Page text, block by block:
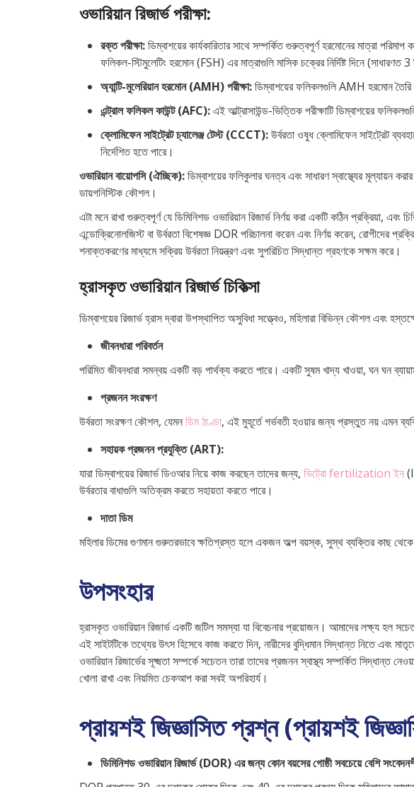
ওভারিয়ান রিজার্ভ পরীক্ষা:
রক্ত পরীক্ষা:ডিম্বাশয়ের কার্যকারিতার সাথে সম্পর্কিত গুরুত্বপূর্ণ হরমোনের মাত্রা
ফলিকল-স্টিমুলেটিং হরমোন (FSH) এর মাত্রাগুলি মাসিক চক্রের নির্দিষ্ট দিনে (সাধারণত
অ্যান্টি-মুলেরিয়ান হরমোন (AMH) পরীক্ষা:ডিম্বাশয়ের ফলিকলগুলি AMH হরমোন তৈরি
এন্ট্রাল ফলিকল কাউন্ট (AFC):এই আল্ট্রাসাউন্ড-ভিত্তিক পরীক্ষাটি ডিম্বাশয়ের
ক্লোমিফেন সাইট্রেট চ্যালেঞ্জ টেস্ট (CCCT):উর্বরতা ওষুধ ক্লোমিফেন সাইট্রেট
নির্দেশিত হতে পারে।
ওভারিয়ান বায়োপসি (ঐচ্ছিক):ডিম্বাশয়ের ফলিকুলার ঘনত্ব এবং সাধারণ স্বাস্থ্যের মূল্যায়ন
ডায়গনিস্টিক কৌশল।
এটা মনে রাখা গুরুত্বপূর্ণ যে ডিমিনিশড ওভারিয়ান রিজার্ভ নির্ণয় করা একটি কঠিন প্রক্রিয়া,
এন্ডোক্রিনোলজিস্ট বা উর্বরতা বিশেষজ্ঞ DOR পরিচালনা করেন এবং নির্ণয় করেন, রোগীদের
শনাক্তকরণের মাধ্যমে সক্রিয় উর্বরতা নিয়ন্ত্রণ এবং সুপরিচিত সিদ্ধান্ত গ্রহণকে সক্ষম করে।
হ্রাসকৃত ওভারিয়ান রিজার্ভ চিকিত্সা
ডিম্বাশয়ের রিজার্ভ হ্রাস দ্বারা উপস্থাপিত অসুবিধা সত্ত্বেও, মহিলারা বিভিন্ন কৌশল এবং
জীবনধারা পরিবর্তন
পরিমিত জীবনধারা সমন্বয় একটি বড় পার্থক্য করতে পারে। একটি সুষম খাদ্য খাওয়া, ঘন ঘন
প্রজনন সংরক্ষণ
উর্বরতা সংরক্ষণ কৌশল, যেমনডিম ঠাণ্ডা, এই মুহূর্তে গর্ভবতী হওয়ার জন্য প্রস্তুত নয় এমন
সহায়ক প্রজনন প্রযুক্তি (ART):
যারা ডিম্বাশয়ের রিজার্ভ ডিওআর নিয়ে কাজ করছেন তাদের জন্য, ভিট্রো fertilization ইন
উর্বরতার বাধাগুলি অতিক্রম করতে সহায়তা করতে পারে।
দাতা ডিম
মহিলার ডিমের গুণমান গুরুতরভাবে ক্ষতিগ্রস্ত হলে একজন অল্প বয়স্ক, সুস্থ ব্যক্তির কাছ থেকে
উপসংহার
হ্রাসকৃত ওভারিয়ান রিজার্ভ একটি জটিল সমস্যা যা বিবেচনার প্রয়োজন। আমাদের লক্ষ্য হল
এই সাইটটিকে তথ্যের উৎস হিসেবে কাজ করতে দিন, নারীদের বুদ্ধিমান সিদ্ধান্ত নিতে এবং
ওভারিয়ান রিজার্ভের সূক্ষ্মতা সম্পর্কে সচেতন তারা তাদের প্রজনন স্বাস্থ্য সম্পর্কিত
খোলা রাখা এবং নিয়মিত চেকআপ করা সবই অপরিহার্য।
প্রায়শই জিজ্ঞাসিত প্রশ্ন (প্রায়শই
ডিমিনিশড ওভারিয়ান রিজার্ভ (DOR) এর জন্য কোন বয়সের গোষ্ঠী সবচেয়ে বেশি